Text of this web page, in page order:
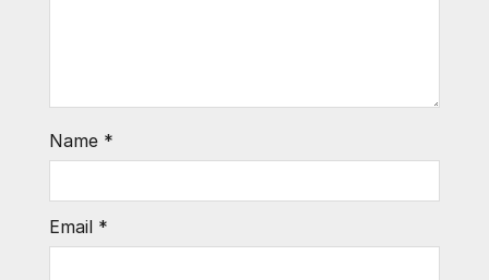
Name *
Email *